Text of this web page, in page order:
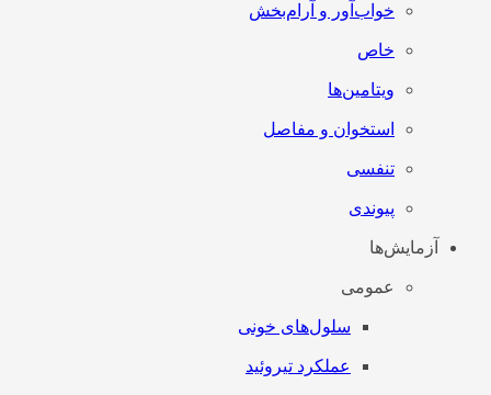
خواب‌آور و آرام‌بخش
خاص
ویتامین‌ها
استخوان و مفاصل
تنفسی
پیوندی
آزمایش‌ها
عمومی
سلول‌های خونی
عملکرد تیروئید